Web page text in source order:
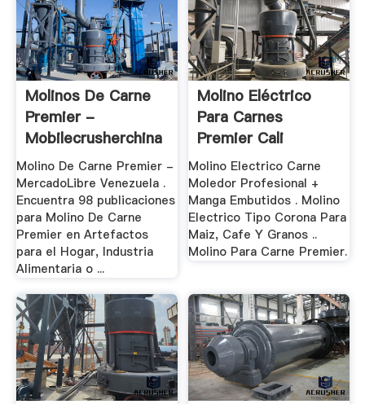
Molinos De Carne
Premier -
Mobilecrusherchina
Molino De Carne Premier -
MercadoLibre Venezuela .
Encuentra 98 publicaciones
para Molino De Carne
Premier en Artefactos
para el Hogar, Industria
Alimentaria o ...
Molino Eléctrico
Para Carnes
Premier Cali
Comprar
Molino Electrico Carne
Moledor Profesional +
Manga Embutidos . Molino
Electrico Tipo Corona Para
Maiz, Cafe Y Granos ..
Molino Para Carne Premier.